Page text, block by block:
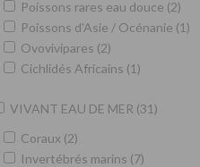
Poissons rares eau douce (2)
Poissons d'Asie / Océnanie (1)
Ovovivipares (2)
Cichlidés Africains (1)
VIVANT EAU DE MER (31)
Coraux (2)
Invertébrés marins (7)